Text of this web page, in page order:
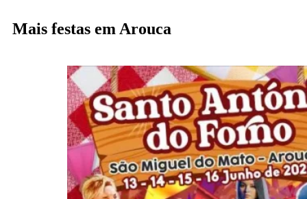
Mais festas em Arouca